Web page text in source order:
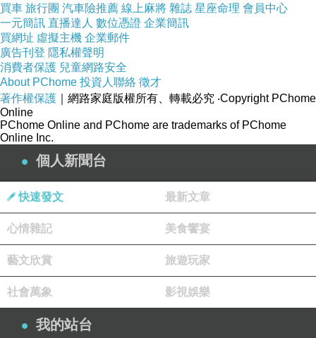
買車 旅行團 汽車險推薦 線上麻將 雜誌 星座命理 會員中心
一元簡訊 直播達人 數位憑證 企業簡訊
買網址 虛擬主機 企業郵件
廣告刊登 隱私權聲明
消費者保護 兒童網路安全
About PChome 投資人聯絡 徵才
著作權保護 ｜網路家庭版權所有、轉載必究 ‧Copyright PChome
Online
PChome Online and PChome are trademarks of PChome
Online Inc.
個人新聞台
快速發文 最新文章
心情雜記 美食饗宴
藝文欣賞 旅遊玩家
社會萬象 影視娛樂
我的站台